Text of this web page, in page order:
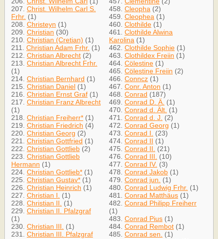
207. Christ. Wilhelm Carl S.
Frhr. (1)
208. Christeyn (1)
209. Christian (30)
210. Christian (Cretian) (1)
211. Christian Adam Frhr. (1)
212. Christian Albrecht (2)
213. Christian Albrecht Frhr.
(1)
214. Christian Bernhard (1)
215. Christian Daniel (1)
216. Christian Ernst Graf (1)
217. Christian Franz Albrecht
(1)
218. Christian Freiherr* (1)
219. Christian Friedrich (4)
220. Christian Georg (2)
221. Christian Gottfried (1)
222. Christian Gottlieb (2)
223. Christian Gottlieb
Hermann (1)
224. Christian Gottlieb* (1)
225. Christian Gustav* (1)
226. Christian Heinrich (1)
227. Christian I.
(1)
228. Christian II.
(1)
229. Christian II. Pfalzgraf
(1)
230. Christian III.
(1)
231. Christian III. Pfalzgraf
458. Cleopha (2)
459. Cleophea (1)
460. Clothilde (1)
461. Clothilde Alwina
Karolina (1)
462. Clothilde Sophie (1)
463. Clothildex Freiin (1)
464. Cölestine (1)
465. Cölestine Freiin (2)
466. Conncz (1)
467. Conr. Anton (1)
468. Conrad (187)
469. Conrad D. Ä. (1)
470. Conrad d. Ält. (1)
471. Conrad d. J.
(2)
472. Conrad Georg (1)
473. Conrad I.
(23)
474. Conrad II (1)
475. Conrad II.
(21)
476. Conrad III.
(10)
477. Conrad IV. (3)
478. Conrad Jakob (1)
479. Conrad jun.
(1)
480. Conrad Ludwig Frhr. (1)
481. Conrad Matthäus (1)
482. Conrad Philipp Freiherr
(1)
483. Conrad Pius (1)
484. Conrad Rembot (1)
485. Conrad sen.
(1)